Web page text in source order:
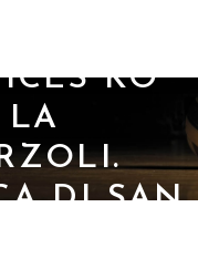
TITAN
KO
LA
DI SAN